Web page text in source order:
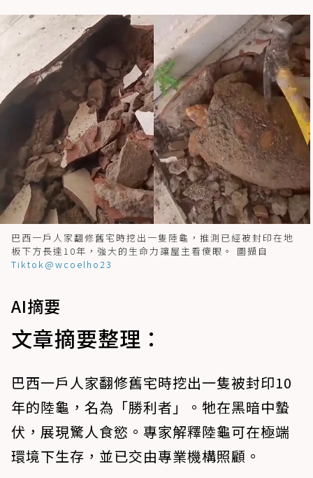
巴西一戶人家翻修舊宅時挖出一隻陸龜，推測已經被封印在地
板下方長達10年，強大的生命力讓屋主看傻眼。 圖擷自
Tiktok@wcoelho23
AI摘要
文章摘要整理：
巴西一戶人家翻修舊宅時挖出一隻被封印10
年的陸龜，名為「勝利者」。牠在黑暗中蟄
伏，展現驚人食慾。專家解釋陸龜可在極端
環境下生存，並已交由專業機構照顧。